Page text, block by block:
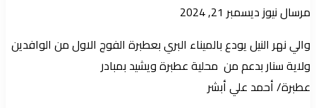
مرسال نيوزأرسل
إلكترونيا
ديسمبر 21, 2024
والي نهر النيل يودع بالميناء البري بعطبرة الفوج الاول من الوافدين
ولاية سنار بدعم من محلية عطبرة ويشيد بمبادر
عطبرة/ أحمد علي أبشر